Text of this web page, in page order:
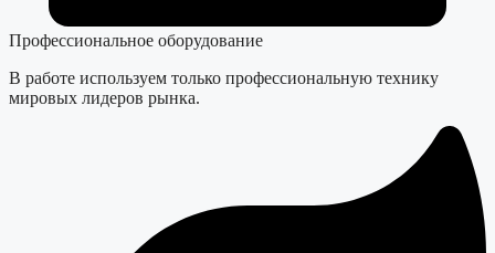
Профессиональное оборудование
В работе используем только профессиональную технику
мировых лидеров рынка.